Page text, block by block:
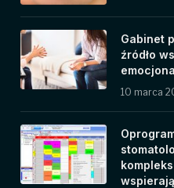
Gabinet
źródło
10 marca